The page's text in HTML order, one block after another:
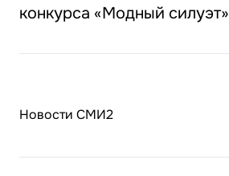
конкурса «Модный силуэт»
Новости СМИ2